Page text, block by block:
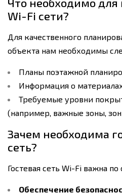
Wi-Fi сети?
Для качественного
объекта нам необходимы
Планы поэтажной
Информация о
Требуемые уровни
(например, важные зоны,
Зачем необходима
сеть?
Гостевая сеть Wi-Fi важна
Обеспечение